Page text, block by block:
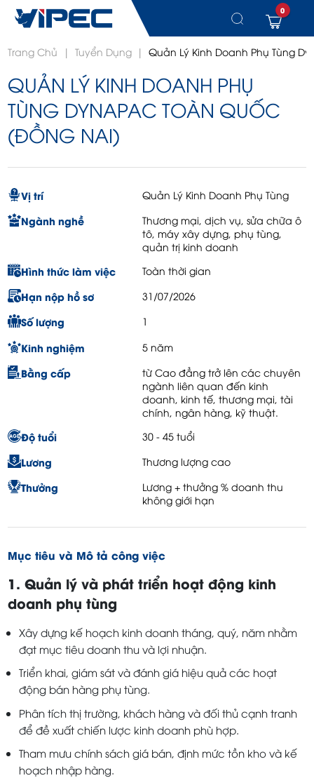
Chuyển
nội
dung
0
Trang Chủ | Tuyển Dụng | Quản Lý Kinh Doanh Phụ Tùng
QUẢN LÝ KINH DOANH PHỤ
TÙNG DYNAPAC TOÀN QUỐC
(ĐỒNG NAI)
Vị trí Quản Lý Kinh Doanh Phụ Tùng
Ngành nghề
Thương mại, dịch vụ, sửa chữa ô
tô, máy xây dựng, phụ tùng,
quản trị kinh doanh
Hình thức làm việc Toàn thời gian
Hạn nộp hồ sơ 31/07/2026
Số lượng 1
Kinh nghiệm 5 năm
Bằng cấp
từ Cao đẳng trở lên các chuyên
ngành liên quan đến kinh
doanh, kinh tế, thương mại, tài
chính, ngân hàng, kỹ thuật.
Độ tuổi 30 - 45 tuổi
Lương Thương lượng cao
Thưởng
Lương + thưởng % doanh thu
không giới hạn
Mục tiêu và Mô tả công việc
1. Quản lý và phát triển hoạt động kinh
doanh phụ tùng
Xây dựng kế hoạch kinh doanh tháng, quý, năm nhằm
đạt mục tiêu doanh thu và lợi nhuận.
Triển khai, giám sát và đánh giá hiệu quả các hoạt
động bán hàng phụ tùng.
Phân tích thị trường, khách hàng và đối thủ cạnh tranh
để đề xuất chiến lược kinh doanh phù hợp.
Tham mưu chính sách giá bán, định mức tồn kho và kế
hoạch nhập hàng.